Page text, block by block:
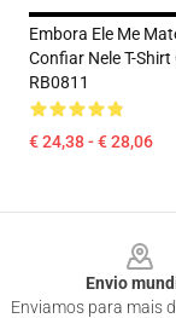
Embora Ele Me
Confiar Nele T-Shirt
RB0811
€ 24,38 - € 28,06
Envio
Enviamos para mais